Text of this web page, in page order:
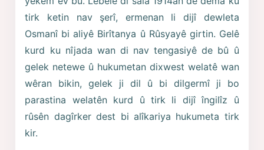
tirk ketin nav şerî, ermenan li dijî dewleta
Osmanî bi aliyê Birîtanya û Rûsyayê girtin. Gelê
kurd ku nîjada wan di nav tengasiyê de bû û
gelek netewe û hukumetan dixwest welatê wan
wêran bikin, gelek ji dil û bi dilgermî ji bo
parastina welatên kurd û tirk li dijî îngilîz û
rûsên dagîrker dest bi alîkariya hukumeta tirk
kir.